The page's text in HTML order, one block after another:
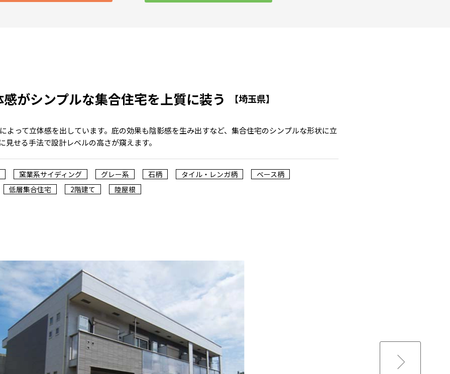
がシンプルな集合住宅を上質に装う 【埼玉県】
よって立体感を出しています。庇の効果も陰影感を生み出すなど、集合住宅のシンプルな形状に立
せる手法で設計レベルの高さが窺えます。
窯業系サイディング グレー系 石柄 タイル・レンガ柄
ベース柄
低層集合住宅
2階建て 陸屋根